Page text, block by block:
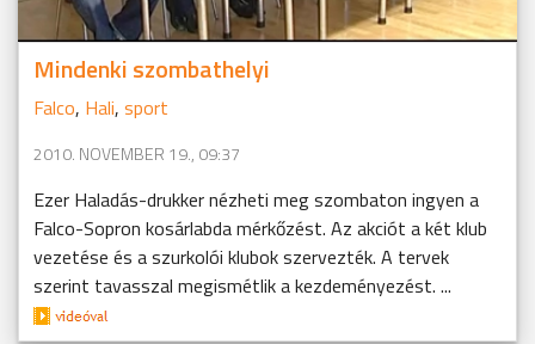
Mindenki szombathelyi
Falco, Hali, sport
2010. NOVEMBER 19., 09:37
Ezer Haladás-drukker nézheti meg szombaton ingyen a
Falco-Sopron kosárlabda mérkőzést. Az akciót a két klub
vezetése és a szurkolói klubok szervezték. A tervek
szerint tavasszal megismétlik a kezdeményezést. ...